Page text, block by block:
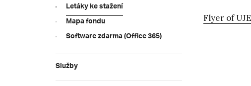
Letáky ke stažení
Mapa fondu
Software zdarma (Office 365)
Služby
Flyer of